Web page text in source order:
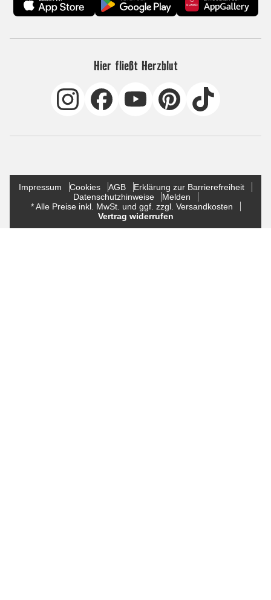
Hier fließt Herzblut
Impressum Cookies AGB
Erklärung zur Barrierefreiheit
Datenschutzhinweise
Melden
* Alle Preise inkl. MwSt. und ggf. zzgl. Versandkosten
Vertrag widerrufen